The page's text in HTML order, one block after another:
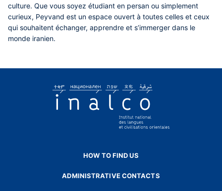
culture. Que vous soyez étudiant en persan ou simplement
curieux, Peyvand est un espace ouvert à toutes celles et ceux
qui souhaitent échanger, apprendre et s’immerger dans le
monde iranien.
HOW TO FIND US
ADMINISTRATIVE CONTACTS